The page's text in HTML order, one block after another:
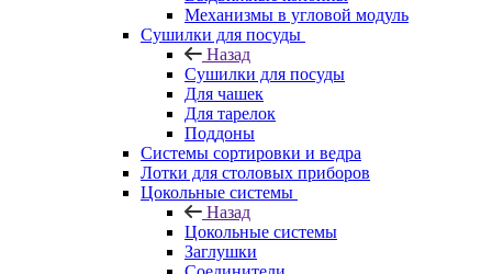
Механизмы в угловой модуль
Сушилки для посуды
Назад
Сушилки для посуды
Для чашек
Для тарелок
Поддоны
Системы сортировки и ведра
Лотки для столовых приборов
Цокольные системы
Назад
Цокольные системы
Заглушки